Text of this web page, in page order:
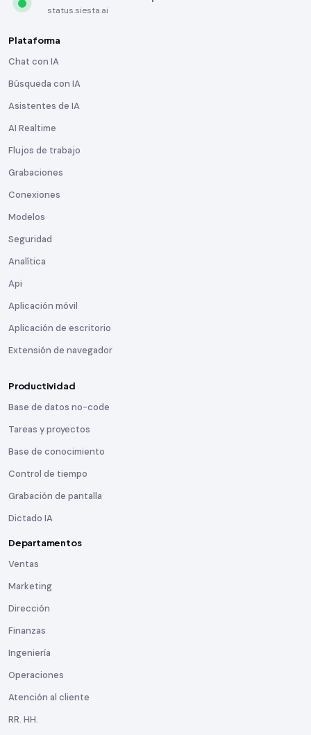
status.siesta.ai
Plataforma
Chat con IA
Búsqueda con IA
Asistentes de IA
AI Realtime
Flujos de trabajo
Grabaciones
Conexiones
Modelos
Seguridad
Analítica
Api
Aplicación móvil
Aplicación de escritorio
Extensión de navegador
Productividad
Base de datos no-code
Tareas y proyectos
Base de conocimiento
Control de tiempo
Grabación de pantalla
Dictado IA
Departamentos
Ventas
Marketing
Dirección
Finanzas
Ingeniería
Operaciones
Atención al cliente
RR. HH.